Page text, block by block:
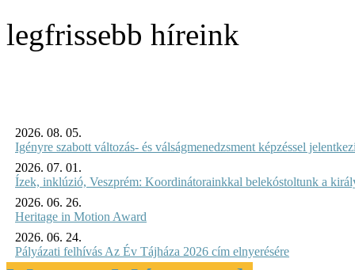
legfrissebb híreink
2026. 08. 05.
Igényre szabott változás- és válságmenedzsment képzéssel
2026. 07. 01.
Ízek, inklúzió, Veszprém: Koordinátorainkkal belekóstoltunk a
2026. 06. 26.
Heritage in Motion Award
2026. 06. 24.
Pályázati felhívás Az Év Tájháza 2026 cím elnyerésére